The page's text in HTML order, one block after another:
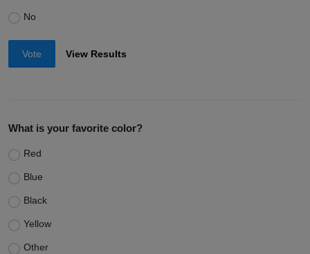
No
Vote View Results
What is your favorite color?
Red
Blue
Black
Yellow
Other